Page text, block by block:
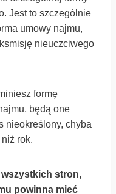
Jest to szczególnie
umowy najmu,
nieuczciwego
formę
będą one
nieokreślony, chyba
rok.
wszystkich stron,
powinna mieć